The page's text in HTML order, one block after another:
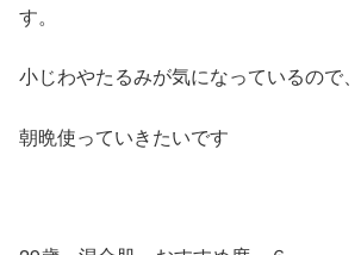
す。
小じわやたるみが気になっているので、
朝晩使っていきたいです